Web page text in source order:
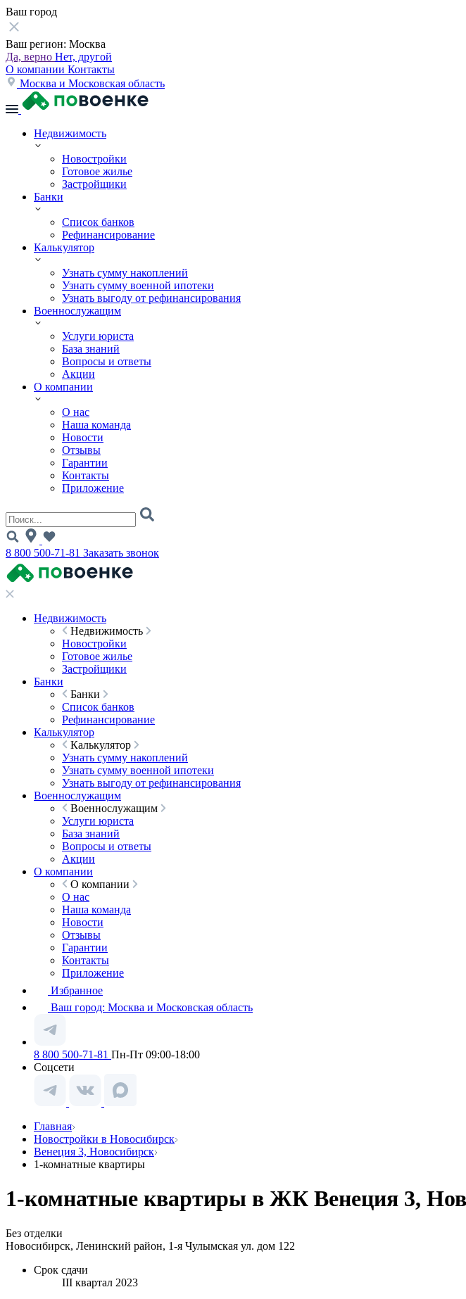
Ваш город
Ваш регион: Москва
Да, верно Нет, другой
О компании Контакты
Москва и Московская область
Недвижимость
Новостройки
Готовое жилье
Застройщики
Банки
Список банков
Рефинансирование
Калькулятор
Узнать сумму накоплений
Узнать сумму военной ипотеки
Узнать выгоду от рефинансирования
Военнослужащим
Услуги юриста
База знаний
Вопросы и ответы
Акции
О компании
О нас
Наша команда
Новости
Отзывы
Гарантии
Контакты
Приложение
8 800 500-71-81 Заказать звонок
Недвижимость
Недвижимость
Новостройки
Готовое жилье
Застройщики
Банки
Банки
Список банков
Рефинансирование
Калькулятор
Калькулятор
Узнать сумму накоплений
Узнать сумму военной ипотеки
Узнать выгоду от рефинансирования
Военнослужащим
Военнослужащим
Услуги юриста
База знаний
Вопросы и ответы
Акции
О компании
О компании
О нас
Наша команда
Новости
Отзывы
Гарантии
Контакты
Приложение
Избранное
Ваш город: Москва и Московская область
8 800 500-71-81 Пн-Пт 09:00-18:00
Соцсети
Главная
Новостройки в Новосибирск
Венеция 3, Новосибирск
1-комнатные квартиры
1-комнатные квартиры в ЖК Венеция 3,
Без отделки
Новосибирск, Ленинский район, 1-я Чулымская ул. дом 122
Срок сдачи
III квартал 2023